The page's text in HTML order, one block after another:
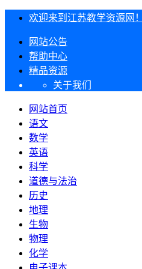
欢迎来到江苏教学资源网
网站公告
帮助中心
精品资源
关于我们
网站首页
语文
数学
英语
科学
道德与法治
历史
地理
生物
物理
化学